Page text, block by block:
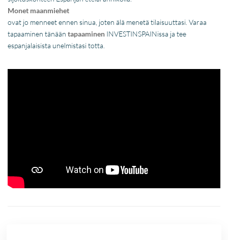
Monet maanmiehet
ovat jo menneet ennen sinua, joten älä menetä tilaisuuttasi. Varaa
tapaaminen tänääntapaaminen INVESTINSPAINissa ja tee
espanjalaisista unelmistasi totta.